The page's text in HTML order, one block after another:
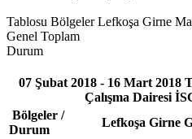
Tablosu Bölgeler Lefkoşa Girne
Genel Toplam
Durum
07 Şubat 2018 - 16 Mart 2018
Çalışma Dairesi
Bölgeler /
Durum
Lefkoşa Girne